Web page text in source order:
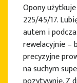
Opony
225/45/17.
autem i
rewelacyjnie –
precyzyjne
na suchym